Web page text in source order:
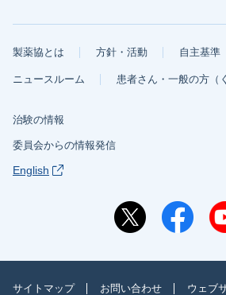
製薬協とは 方針・活動 自主基準
ニュースルーム 患者さん・一般の方（
治験の情報
委員会からの情報発信
English
サイトマップ お問い合わせ ウェブ